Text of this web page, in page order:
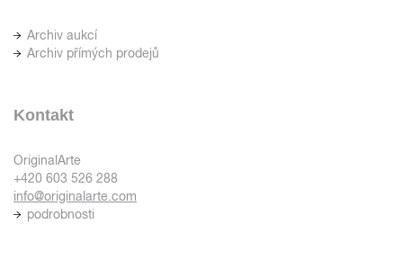
Archiv aukcí
Archiv přímých prodejů
Kontakt
OriginalArte
+420 603 526 288
info@originalarte.com
podrobnosti